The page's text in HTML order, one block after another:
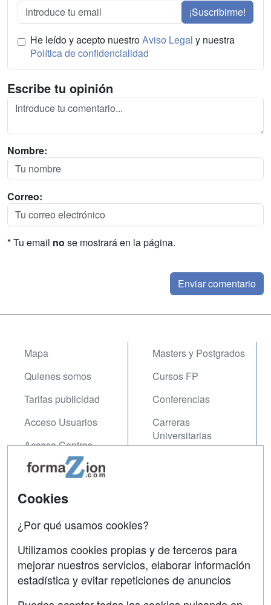
¡Suscribirme!
He leído y acepto nuestroAviso Legal y nuestra
Política de confidencialidad
Escribe tu opinión
Nombre:
Correo:
* Tu email no se mostrará en la página.
Mapa
Quienes somos
Tarifas publicidad
Acceso Usuarios
Acceso Centros
Masters y Postgrados
Cursos FP
Conferencias
Carreras
Universitarias
Contactar
Copyleft
Cookies
¿Por qué usamos cookies?
Utilizamos cookies propias y de terceros para
mejorar nuestros servicios, elaborar información
estadística y evitar repeticiones de anuncios